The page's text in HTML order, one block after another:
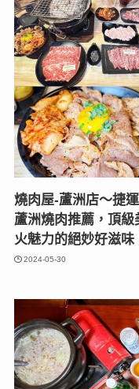
燒肉屋-蘆洲店〜捷
蘆洲燒肉推薦，頂
火魅力的絕妙好滋味
2024-05-30